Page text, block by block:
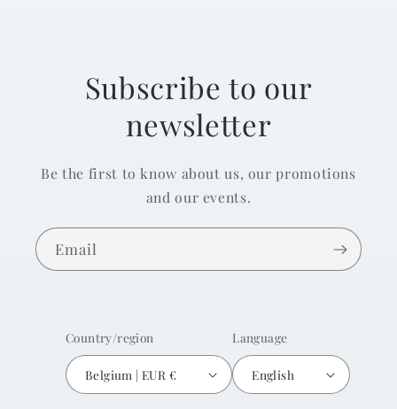
Subscribe to our
newsletter
Be the first to know about us, our promotions
and our events.
Email
Country/region
Belgium | EUR €
Language
English